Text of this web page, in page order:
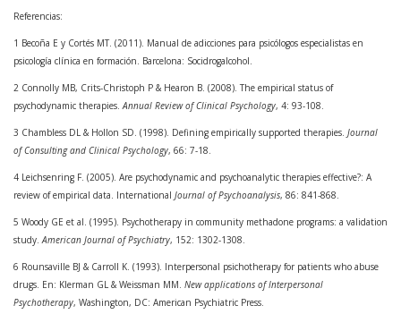
Referencias:
1 Becoña E y Cortés MT. (2011). Manual de adicciones para psicólogos especialistas en
psicología clínica en formación. Barcelona: Socidrogalcohol.
2 Connolly MB, Crits-Christoph P & Hearon B. (2008). The empirical status of
psychodynamic therapies.Annual Review of Clinical Psychology, 4: 93-108.
3 Chambless DL & Hollon SD. (1998). Defining empirically supported therapies. Journal
of Consulting and Clinical Psychology, 66: 7-18.
4 Leichsenring F. (2005). Are psychodynamic and psychoanalytic therapies effective?: A
review of empirical data. International Journal of Psychoanalysis, 86: 841-868.
5 Woody GE et al. (1995). Psychotherapy in community methadone programs: a validation
study.American Journal of Psychiatry, 152: 1302-1308.
6 Rounsaville BJ & Carroll K. (1993). Interpersonal psichotherapy for patients who abuse
drugs. En: Klerman GL & Weissman MM. New applications of Interpersonal
Psychotherapy, Washington, DC: American Psychiatric Press.